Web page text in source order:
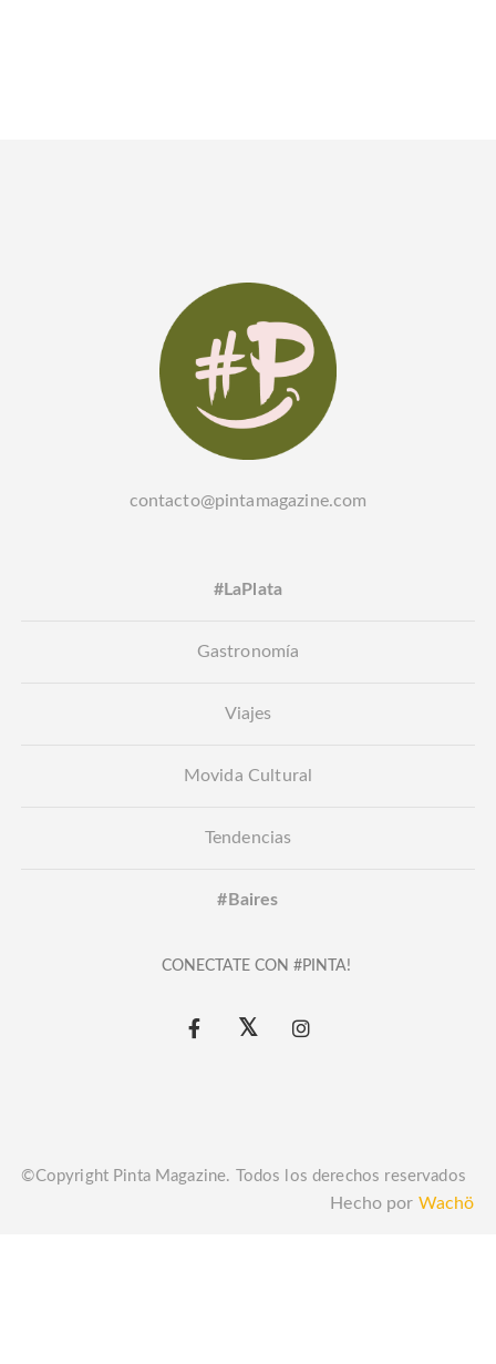
contacto@pintamagazine.com
#LaPlata
Gastronomía
Viajes
Movida Cultural
Tendencias
#Baires
CONECTATE CON #PINTA!
©Copyright Pinta Magazine. Todos los derechos reservados
Hecho por Wachö